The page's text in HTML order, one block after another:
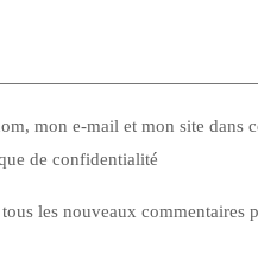
mon e-mail et mon site dans
de confidentialité
les nouveaux commentaires